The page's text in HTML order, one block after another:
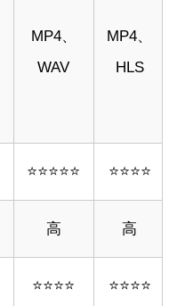
MP4、
WAV
MP4、
HLS
⭐⭐⭐⭐⭐ ⭐⭐⭐⭐
高 高
⭐⭐⭐⭐ ⭐⭐⭐⭐